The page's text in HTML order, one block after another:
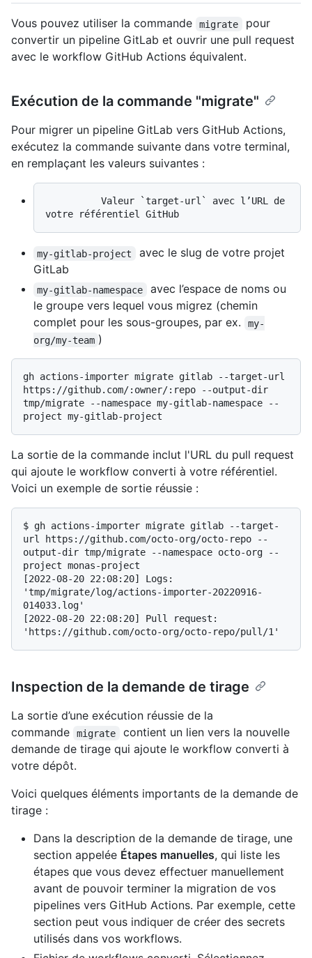
Vous pouvez utiliser la commande migrate
pour
convertir un pipeline GitLab et ouvrir une pull request
avec le workflow GitHub Actions équivalent.
Exécution de la commande "migrate"
Pour migrer un pipeline GitLab vers GitHub Actions,
exécutez la commande suivante dans votre terminal,
en remplaçant les valeurs suivantes :
my-gitlab-project
avec le slug de votre projet
GitLab
my-gitlab-namespace
avec l’espace de noms ou
le groupe vers lequel vous migrez (chemin
complet pour les sous-groupes, par ex.
my-
org/my-team )
gh actions-importer migrate gitlab --target-url
https://github.com/:owner/:repo --output-dir
tmp/migrate --namespace my-gitlab-namespace --
La sortie de la commande inclut l'URL du pull request
qui ajoute le workflow converti à votre référentiel.
Voici un exemple de sortie réussie :
$ gh actions-importer migrate gitlab --target-
url https://github.com/octo-org/octo-repo --
output-dir tmp/migrate --namespace octo-org --
project monas-project
[2022-08-20 22:08:20] Logs:
'tmp/migrate/log/actions-importer-20220916-
014033.log'
[2022-08-20 22:08:20] Pull request:
Inspection de la demande de tirage
La sortie d’une exécution réussie de la
commande
migrate
contient un lien vers la nouvelle
demande de tirage qui ajoute le workflow converti à
votre dépôt.
Voici quelques éléments importants de la demande de
tirage :
Dans la description de la demande de tirage, une
section appelée Étapes manuelles, qui liste les
étapes que vous devez effectuer manuellement
avant de pouvoir terminer la migration de vos
pipelines vers GitHub Actions. Par exemple, cette
section peut vous indiquer de créer des secrets
utilisés dans vos workflows.